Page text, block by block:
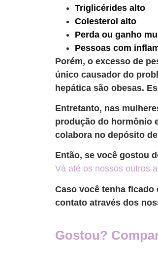
Triglicérides alto
Colesterol alto
Perda ou ganho
Pessoas com
Porém, o excesso de
único causador do
hepática são obesas.
Entretanto, nas
produção do hormônio
colabora no depósito
Então, se você gostou
Vá até os nossos outros
Caso você tenha ficado
contato através dos
Gostou?